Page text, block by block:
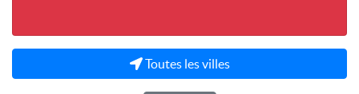
Toutes les villes